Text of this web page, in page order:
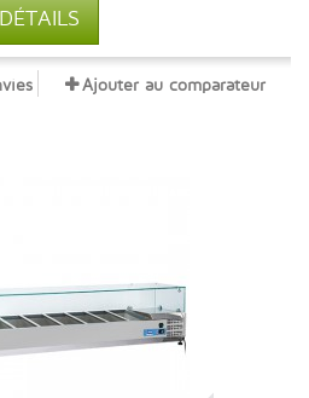
Ajouter au comparateur